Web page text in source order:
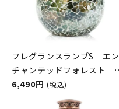
フレグランスランプS エン
チャンテッドフォレスト
ASHLEIGH&BURWOOD（ア
シュレイアンドバーウッド）
6,490円 (税込)